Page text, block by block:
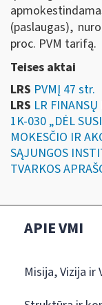
(paslaugas),
proc. PVM tarifą.
Teises aktai
LRS PVMĮ 47 str.
LRS LR
1K-030 „DĖL
MOKESČIO IR
SĄJUNGOS
TVARKOS
APIE VMI
Misija, Vizija ir